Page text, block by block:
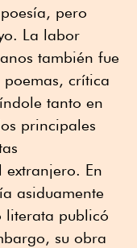
pero
La labor
también fue
crítica
tanto en
principales
extranjero. En
asiduamente
literata publicó
su obra